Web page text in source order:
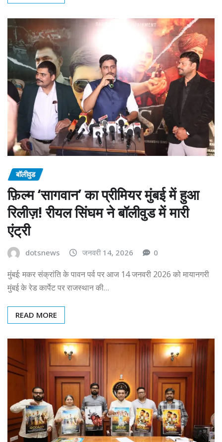
बॉलीवुड
फ़िल्म ‘सागवान’ का प्रीमियर मुंबई में हुआ
रिलीज़! रीयल सिंघम ने बॉलीवुड में मारी
एंट्री
dotsnews जनवरी 14, 2026 0
मुंबई: मकर संक्रांति के पावन पर्व पर आज 14 जनवरी 2026 को मायानगरी
मुंबई के रेड कार्पेट पर राजस्थान की…
READ MORE